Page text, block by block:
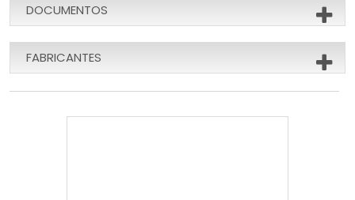
DOCUMENTOS
FABRICANTES